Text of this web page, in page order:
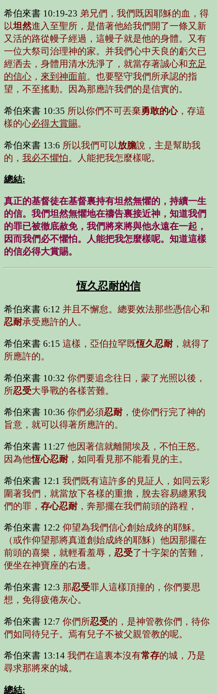
希伯來書 10:19-23 弟兄們，我們既因耶穌的血，得
以坦然進入至聖所，是借著他給我們開了一條又新
又活的路從幔子經過，這幔子就是他的身體。又有
一位大祭司治理神的家。并我們心中天良的虧欠已
經洒去，身體用清水洗淨了，就當存著誠心和充足
的信心 ， 來到神面前。也要堅守我們所承認的指
望，不至搖動。因為那應許我們的是信實的。
希伯來書 10:35 所以你們不可丟棄勇敢的心，存這
樣的心必得大賞賜。
希伯來書 13:6 所以我們可以放膽說，主是幫助我
的， 我必不懼怕。人能把我怎麼樣呢。
總結:
真正的基督徒在基督裏持有坦然無懼的，持續一生
的信。我們坦然無懼地在禱告裏接近神，知道我們
的罪已被徹底赦免，我們將來將與他永遠在一起，
因而我們必不懼怕。人能把我怎麼樣呢。知道這樣
的信必得大賞賜。
恆久忍耐的信
希伯來書 6:12 并且不懈怠。總要效法那些憑信心和
忍耐承受應許的人。
希伯來書 6:15 這樣，亞伯拉罕既恆久忍耐 ，就得了
所應許的。
希伯來書 10:32 你們要追念往日，蒙了光照以後，
所忍受大爭戰的各樣苦難。
希伯來書 10:36 你們必須忍耐 ，使你們行完了神的
旨意，就可以得著所應許的。
希伯來書 11:27 他因著信就離開埃及，不怕王怒。
因為他恆心忍耐 ，如同看見那不能看見的主。
希伯來書 12:1 我們既有這許多的見証人，如同云彩
圍著我們，就當放下各樣的重擔，脫去容易纏累我
們的罪， 存心忍耐 ，奔那擺在我們前頭的路程，
希伯來書 12:2 仰望為我們信心創始成終的耶穌。
（或作仰望那將真道創始成終的耶穌）他因那擺在
前頭的喜樂，就輕看羞辱， 忍受了十字架的苦難，
便坐在神寶座的右邊。
希伯來書 12:3 那忍受罪人這樣頂撞的，你們要思
想，免得疲倦灰心。
希伯來書 12:7 你們所忍受的，是神管教你們，待你
們如同待兒子。焉有兒子不被父親管教的呢。
希伯來書 13:14 我們在這裏本沒有常存的城，乃是
尋求那將來的城。
總結: